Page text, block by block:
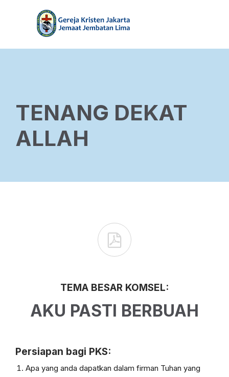
TENANG DEKAT
ALLAH

TEMA BESAR KOMSEL:
AKU PASTI BERBUAH
Persiapan bagi PKS:
Apa yang anda dapatkan dalam firman Tuhan yang